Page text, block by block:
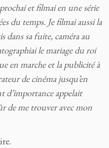
et filmai en une série
du temps. Je filmai aussi la
dans sa fuite, caméra au
le mariage du roi
en marche et la publicité à
de cinéma jusqu’en
d’importance appelait
de me trouver avec mon